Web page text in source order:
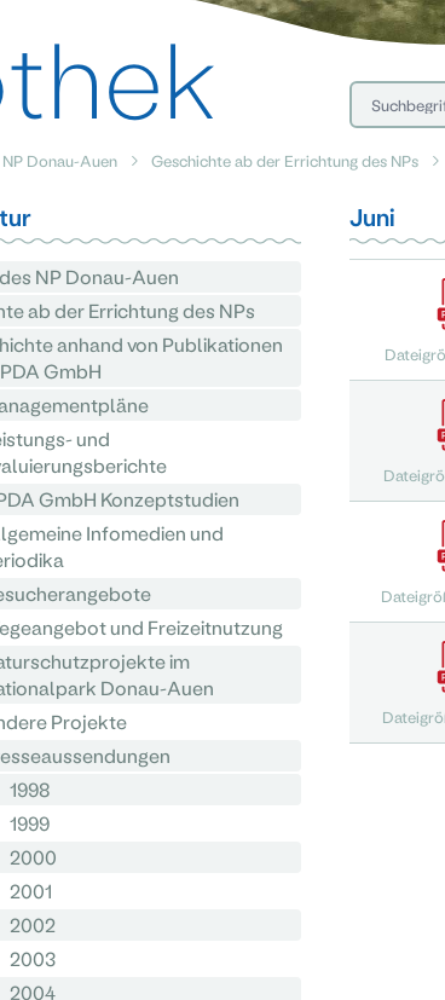
thek
Donau-Auen Geschichte ab der Errichtung des NPs
NP Donau-Auen
ab der Errichtung des NPs
anhand von Publikationen
GmbH
und
GmbH Konzeptstudien
Infomedien und
und Freizeitnutzung
im
Donau-Auen
Projekte
1998
1999
2000
2001
2002
2003
2004
Juni